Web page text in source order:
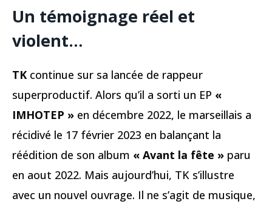
Un témoignage réel et
violent…
TK continue sur sa lancée de rappeur
superproductif. Alors qu’il a sorti un EP «
IMHOTEP » en décembre 2022, le marseillais a
récidivé le 17 février 2023 en balançant la
réédition de son album « Avant la fête » paru
en aout 2022. Mais aujourd’hui, TK s’illustre
avec un nouvel ouvrage. Il ne s’agit de musique,